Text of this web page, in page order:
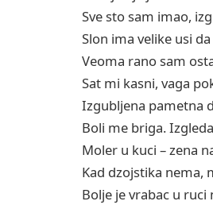
Sve sto sam imao,
Slon ima velike usi
Veoma rano sam
Sat mi kasni, vaga
Izgubljena pametna
Boli me briga.
Moler u kuci – zena
Kad dzojstika nema,
Bolje je vrabac u